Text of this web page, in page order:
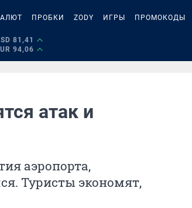
ПРОБКИ ZODY ИГРЫ ПРОМОКОДЫ
81,41
94,06
атак и
аэропорта,
Туристы экономят,